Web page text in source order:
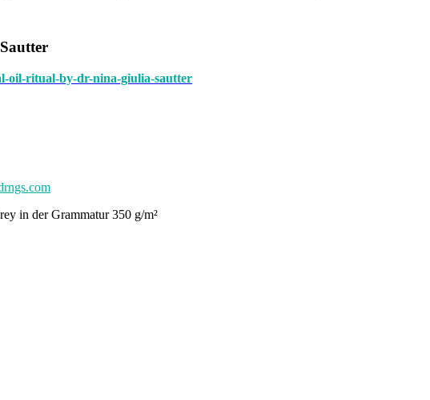
oil-ritual-by-dr-nina-giulia-sautter
in der Grammatur 350 g/m²